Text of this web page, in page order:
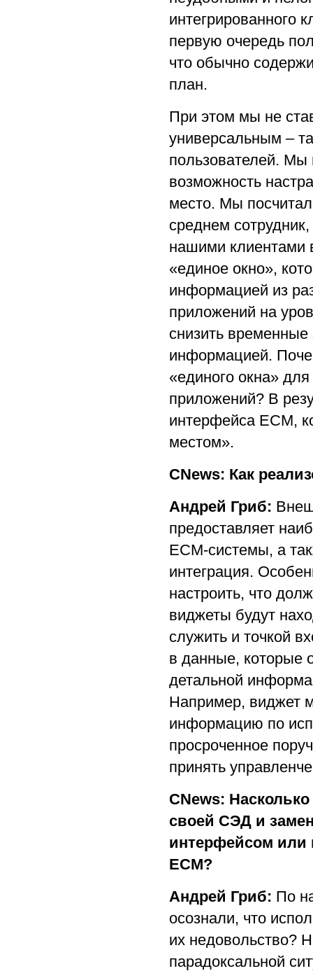
интегрированного
первую очередь
что обычно
план.
При этом мы не
универсальным –
пользователей. Мы
возможность
место. Мы
среднем
нашими клиентами
«единое окно»,
информацией из
приложений на
снизить временные
информацией.
«единого окна»
приложений? В
интерфейса ECM,
местом».
CNews: Как
Андрей Гриб:
предоставляет
ECM-системы, а
интеграция.
настроить, что
виджеты будут
служить и точкой
в данные, которые
детальной
Например, виджет
информацию по
просроченное
принять
CNews:
своей СЭД и
интерфейсом или
ECM?
Андрей Гриб: По
осознали, что
их недовольство?
парадоксальной